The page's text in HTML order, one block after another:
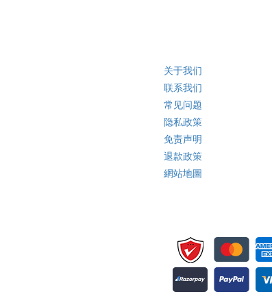
关于我们
联系我们
常见问题
隐私政策
免责声明
退款政策
網站地圖